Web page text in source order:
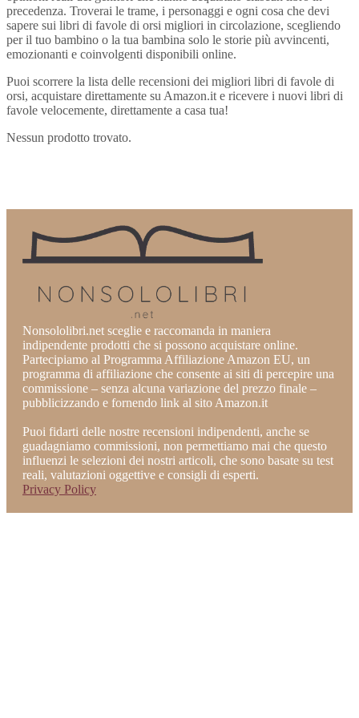
precedenza. Troverai le trame, i personaggi e ogni cosa che devi
sapere sui libri di favole di orsi migliori in circolazione, scegliendo
per il tuo bambino o la tua bambina solo le storie più avvincenti,
emozionanti e coinvolgenti disponibili online.
Puoi scorrere la lista delle recensioni dei migliori libri di favole di
orsi, acquistare direttamente su Amazon.it e ricevere i nuovi libri di
favole velocemente, direttamente a casa tua!
Nessun prodotto trovato.
Nonsololibri.net sceglie e raccomanda in maniera
indipendente prodotti che si possono acquistare online.
Partecipiamo al Programma Affiliazione Amazon EU, un
programma di affiliazione che consente ai siti di percepire una
commissione – senza alcuna variazione del prezzo finale –
pubblicizzando e fornendo link al sito Amazon.it
Puoi fidarti delle nostre recensioni indipendenti, anche se
guadagniamo commissioni, non permettiamo mai che questo
influenzi le selezioni dei nostri articoli, che sono basate su test
reali, valutazioni oggettive e consigli di esperti.
Privacy Policy